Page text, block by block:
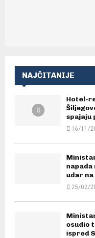
NAJČITANIJE
Hotel-
spajaju
16/11/
udar
25/02/
osudio
ispred